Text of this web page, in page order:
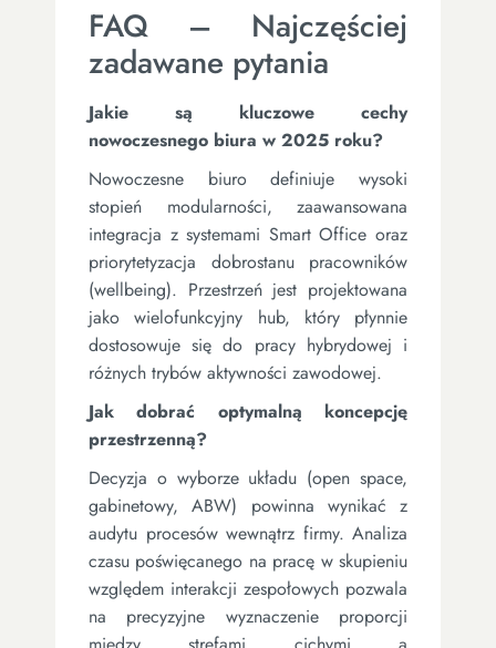
FAQ – Najczęściej
zadawane pytania
Jakie są kluczowe cechy
nowoczesnego biura w 2025 roku?
Nowoczesne biuro definiuje wysoki
stopień modularności, zaawansowana
integracja z systemami Smart Office oraz
priorytetyzacja dobrostanu pracowników
(wellbeing). Przestrzeń jest projektowana
jako wielofunkcyjny hub, który płynnie
dostosowuje się do pracy hybrydowej i
różnych trybów aktywności zawodowej.
Jak dobrać optymalną koncepcję
przestrzenną?
Decyzja o wyborze układu (open space,
gabinetowy, ABW) powinna wynikać z
audytu procesów wewnątrz firmy. Analiza
czasu poświęcanego na pracę w skupieniu
względem interakcji zespołowych pozwala
na precyzyjne wyznaczenie proporcji